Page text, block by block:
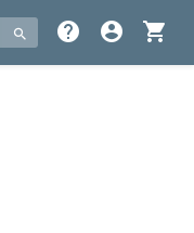
search help account_circle shopping_cart